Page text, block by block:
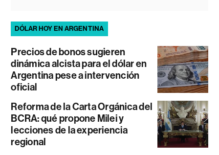
DÓLAR HOY EN ARGENTINA
Precios de bonos sugieren
dinámica alcista para el dólar en
Argentina pese a intervención
oficial
Reforma de la Carta Orgánica del
BCRA: qué propone Milei y
lecciones de la experiencia
regional